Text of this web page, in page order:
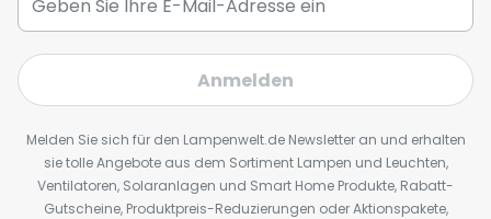
Anmelden
Melden Sie sich für den Lampenwelt.de Newsletter an und erhalten
sie tolle Angebote aus dem Sortiment Lampen und Leuchten,
Ventilatoren, Solaranlagen und Smart Home Produkte, Rabatt-
Gutscheine, Produktpreis-Reduzierungen oder Aktionspakete,